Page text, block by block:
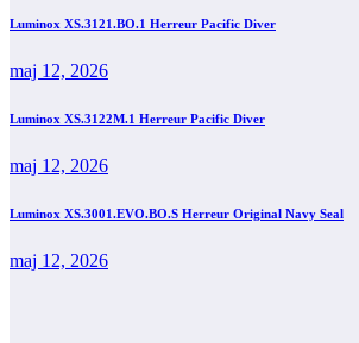
Luminox XS.3121.BO.1 Herreur Pacific Diver
maj 12, 2026
Luminox XS.3122M.1 Herreur Pacific Diver
maj 12, 2026
Luminox XS.3001.EVO.BO.S Herreur Original Navy Seal
maj 12, 2026